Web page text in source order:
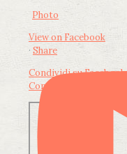
Photo
View on Facebook
· Share
Condividi su Facebook
Condividi su LinkedIn